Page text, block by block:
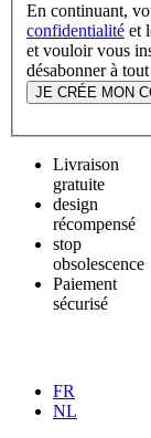
En continuant,
confidentialité et
et vouloir vous
désabonner à
JE CRÉE MON
Livraison
gratuite
design
récompensé
stop
obsolescence
Paiement
sécurisé
FR
NL